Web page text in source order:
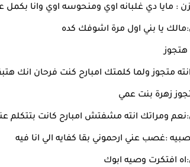
: مايا دي غلبانه اوي ومنحوسه اوي وانا بكمل
يا بني اول مرة اشوفك كده
هتجوز
متجوز ولما كلمتك امبارح كنت فرحان انك
زهرة بنت عمي
ومراتك انته مشفتش امبارح كانت بتتكلم عنك
:غصب عني ارحموني بقا كفايه الي انا فيه
افتكرت وصيه ابوك